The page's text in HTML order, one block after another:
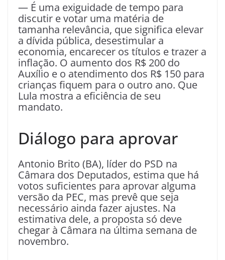
— É uma exiguidade de tempo para
discutir e votar uma matéria de
tamanha relevância, que significa elevar
a dívida pública, desestimular a
economia, encarecer os títulos e trazer a
inflação. O aumento dos R$ 200 do
Auxílio e o atendimento dos R$ 150 para
crianças fiquem para o outro ano. Que
Lula mostra a eficiência de seu
mandato.
Diálogo para aprovar
Antonio Brito (BA), líder do PSD na
Câmara dos Deputados, estima que há
votos suficientes para aprovar alguma
versão da PEC, mas prevê que seja
necessário ainda fazer ajustes. Na
estimativa dele, a proposta só deve
chegar à Câmara na última semana de
novembro.